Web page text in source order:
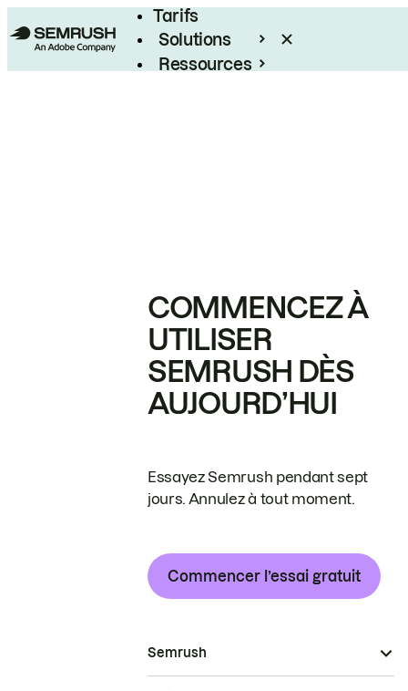
Tarifs
Solutions
Ressources
COMMENCEZ À
UTILISER
SEMRUSH DÈS
AUJOURD’HUI
Essayez Semrush pendant sept
jours. Annulez à tout moment.
Commencer l’essai gratuit
Semrush